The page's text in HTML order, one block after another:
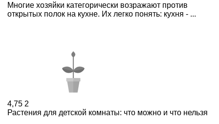
Многие хозяйки категорически возражают против
открытых полок на кухне. Их легко понять: кухня - ...
4,75 2
Растения для детской комнаты: что можно и что нельзя